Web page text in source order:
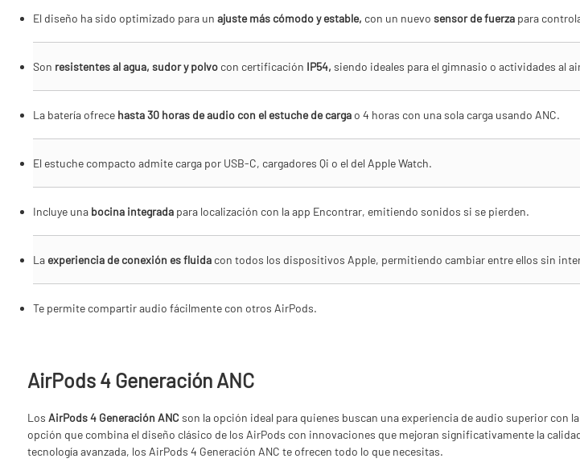
El diseño ha sido optimizado para un ajuste más cómodo y estable, con un nuevo sensor de fuerza para
Son resistentes al agua, sudor y polvo con certificación IP54, siendo ideales para el gimnasio o actividades al
La batería ofrece hasta 30 horas de audio con el estuche de carga o 4 horas con una sola carga usando ANC.
El estuche compacto admite carga por USB-C, cargadores Qi o el del Apple Watch.
Incluye una bocina integrada para localización con la app Encontrar, emitiendo sonidos si se pierden.
La experiencia de conexión es fluida con todos los dispositivos Apple, permitiendo cambiar entre ellos sin
Te permite compartir audio fácilmente con otros AirPods.
AirPods 4 Generación ANC
Los AirPods 4 Generación ANC son la opción ideal para quienes buscan una experiencia de audio superior con
opción que combina el diseño clásico de los AirPods con innovaciones que mejoran significativamente la
tecnología avanzada, los AirPods 4 Generación ANC te ofrecen todo lo que necesitas.